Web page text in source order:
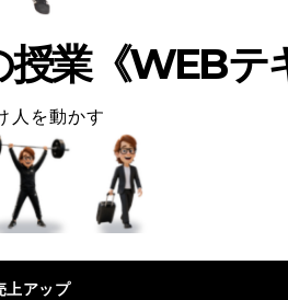
業《WEBテ
人を動かす
上アップ